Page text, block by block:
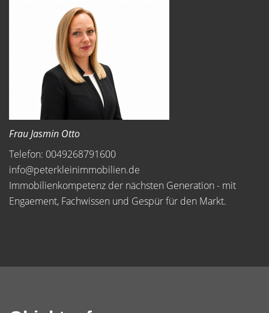
Frau Jasmin Otto
Telefon: 0049268791600
info@peterkleinimmobilien.de
Immobilienkompetenz der nächsten Generation - mit
Engaement, Fachwissen und Gespür für den Markt.